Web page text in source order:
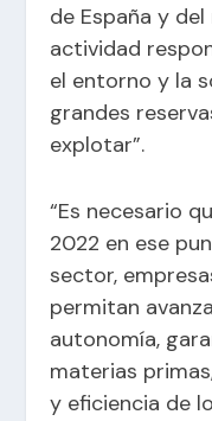
de España y
actividad
el entorno y la
grandes
explotar”.
“Es necesario
2022 en ese
sector,
permitan
autonomía,
materias
y eficiencia de